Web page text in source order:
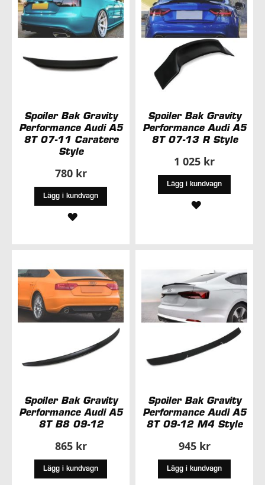
Spoiler Bak Gravity
Performance Audi A5
8T 07-11 Caratere
Style
780 kr
Lägg i kundvagn
LÄGG
ÖNSKELISTA
Spoiler Bak Gravity
Performance Audi A5
8T 07-13 R Style
1 025 kr
Lägg i kundvagn
LÄGG
Spoiler Bak Gravity
Performance Audi A5
8T B8 09-12
865 kr
Lägg i kundvagn
Spoiler Bak Gravity
Performance Audi A5
8T 09-12 M4 Style
945 kr
Lägg i kundvagn